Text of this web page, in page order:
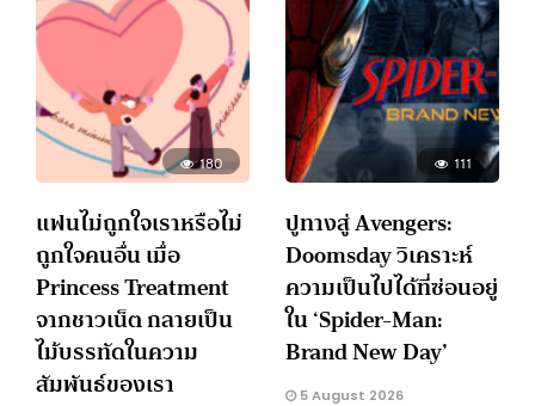
180
แฟนไม่ถูกใจเราหรือไม่
ถูกใจคนอื่น เมื่อ
Princess Treatment
จากชาวเน็ต กลายเป็น
ไม้บรรทัดในความ
สัมพันธ์ของเรา
111
ปูทางสู่ Avengers:
Doomsday วิเคราะห์
ความเป็นไปได้ที่ซ่อนอยู่
ใน ‘Spider-Man:
Brand New Day’
5 August 2026